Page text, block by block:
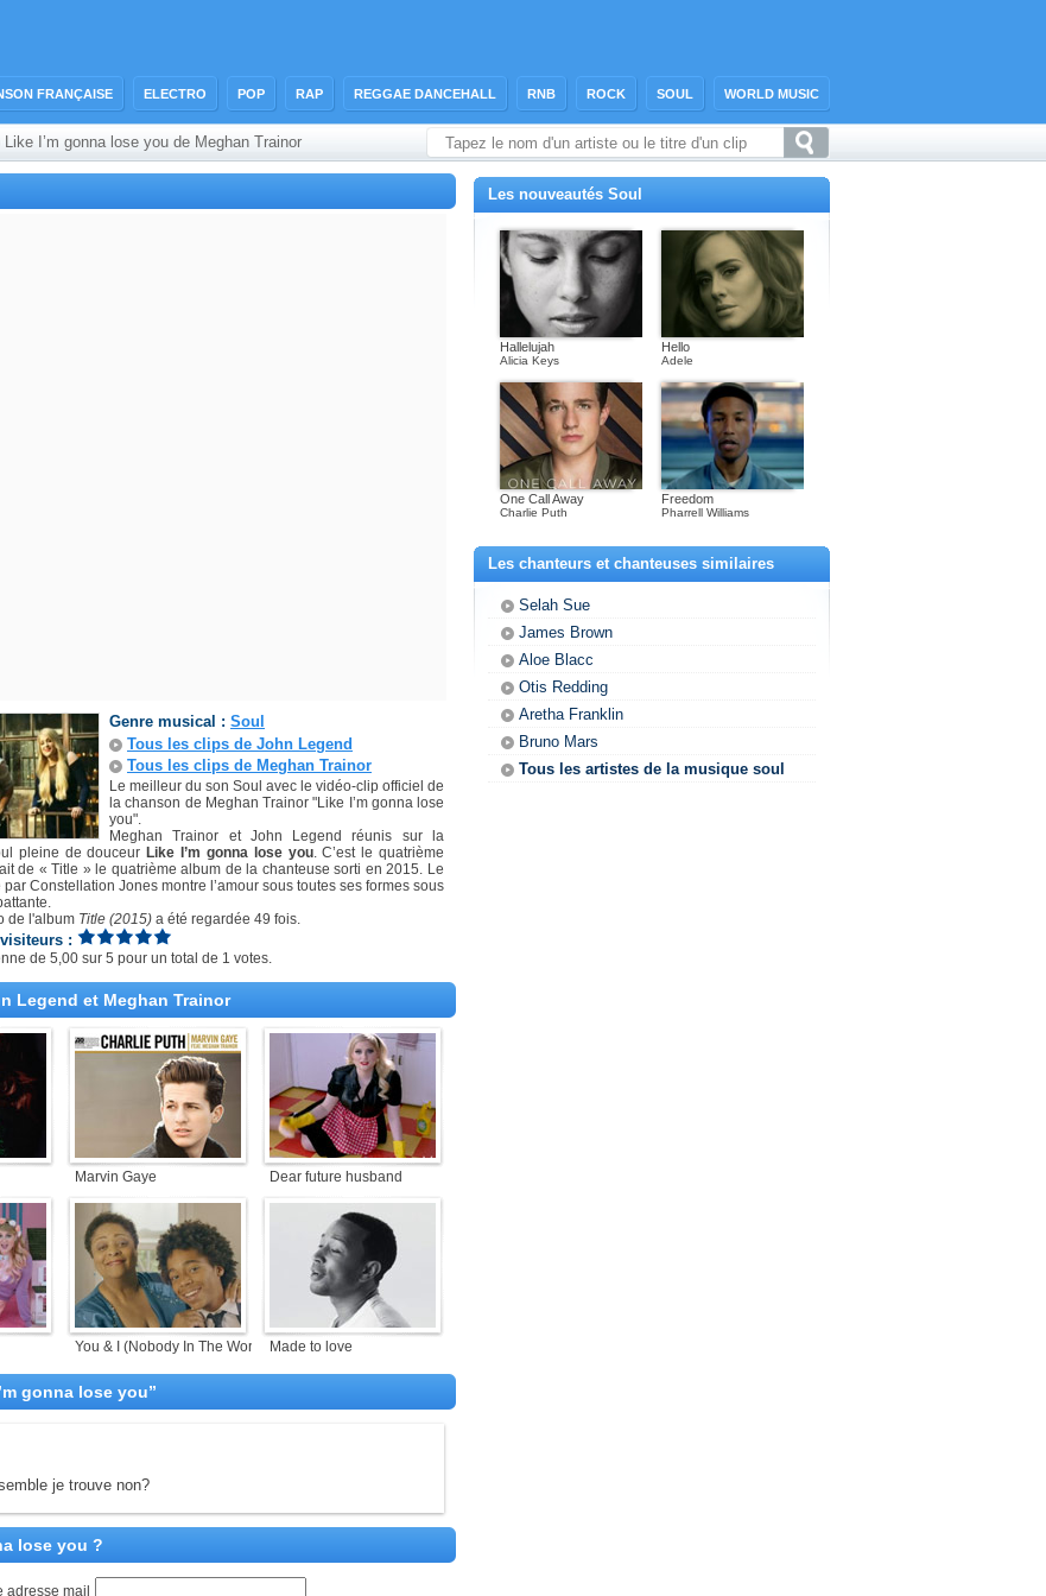
FRANÇAISE ELECTRO POP RAP REGGAE DANCEHALL RNB ROCK SOUL WORLD MUSIC
Like I’m gonna lose you de Meghan Trainor
Genre musical : Soul
Tous les clips de John Legend
Tous les clips de Meghan Trainor
Le meilleur du son Soul avec le vidéo-clip officiel de
la chanson de Meghan Trainor "Like I’m gonna lose
you".
Meghan Trainor et John Legend réunis sur la
pleine de douceur Like I’m gonna lose you. C’est le quatrième
de « Title » le quatrième album de la chanteuse sorti en 2015. Le
Constellation Jones montre l’amour sous toutes ses formes sous
de l'album Title (2015) a été regardée 49 fois.
:
de 5,00 sur 5 pour un total de 1 votes.
Legend et Meghan Trainor
Marvin Gaye Dear future husband
You & I (Nobody In The World) Made to love
gonna lose you”
je trouve non?
lose you ?
adresse mail
Les nouveautés Soul
Hallelujah
Alicia Keys
Hello
Adele
One Call Away
Charlie Puth
Freedom
Pharrell Williams
Les chanteurs et chanteuses similaires
Selah Sue
James Brown
Aloe Blacc
Otis Redding
Aretha Franklin
Bruno Mars
Tous les artistes de la musique soul